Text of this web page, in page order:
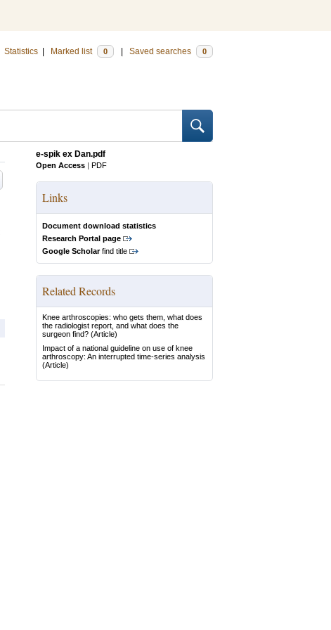
Statistics Marked list 0 Saved searches 0
e-spik ex Dan.pdf
Open Access | PDF
Links
Document download statistics
Research Portal page
Google Scholarfind title
Related Records
Knee arthroscopies: who gets them, what does
the radiologist report, and what does the
surgeon find? (Article)
Impact of a national guideline on use of knee
arthroscopy: An interrupted time-series analysis
(Article)